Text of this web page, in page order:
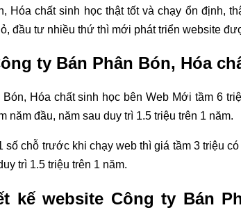
Hóa chất sinh học thật tốt và chạy ổn định,
đầu tư nhiều thứ thì mới phát triển website
ty Bán Phân Bón, Hóa
Hóa chất sinh học bên Web Mới tầm 6
năm đầu, năm sau duy trì 1.5 triệu trên 1 năm.
chỗ trước khi chạy web thì giá tầm 3 triệu
trì 1.5 triệu trên 1 năm.
kế website Công ty Bán